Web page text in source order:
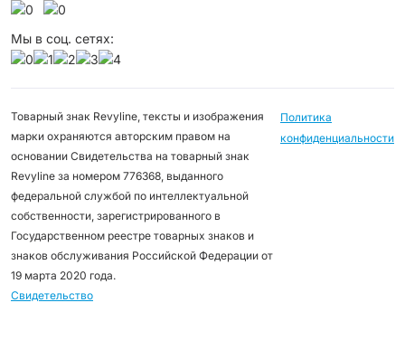
Мы в соц. сетях:
Товарный знак Revyline, тексты и изображения
марки охраняются авторским правом на
основании Свидетельства на товарный знак
Revyline за номером 776368, выданного
федеральной службой по интеллектуальной
собственности, зарегистрированного в
Государственном реестре товарных знаков и
знаков обслуживания Российской Федерации от
19 марта 2020 года.
Свидетельство
Политика
конфиденциальности